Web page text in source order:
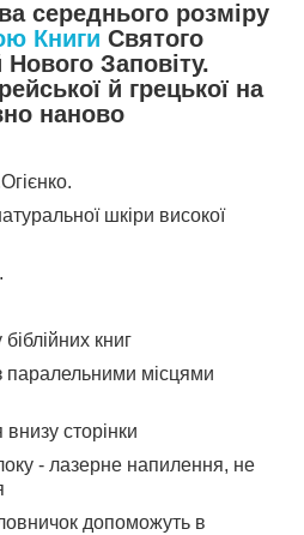
середнього розміру
Книги Святого
Заповіту.
й грецької на
наново
шкіри високої
книг
паралельними місцями
сторінки
- лазерне напилення, не
допоможуть в